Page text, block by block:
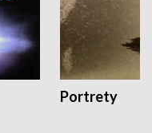
Portrety